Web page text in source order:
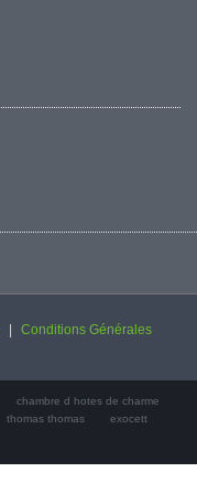
Conditions Générales
chambre d hotes de charme
thomas thomas
exocett